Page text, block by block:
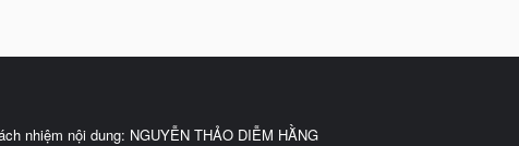
nhiệm nội dung: NGUYỄN THẢO DIỄM HẰNG